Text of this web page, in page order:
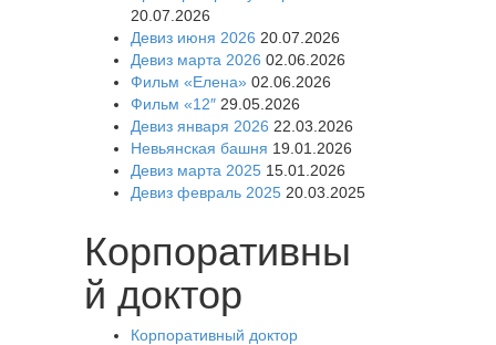
20.07.2026
Девиз июня 2026 20.07.2026
Девиз марта 2026 02.06.2026
Фильм «Елена» 02.06.2026
Фильм «12″ 29.05.2026
Девиз января 2026 22.03.2026
Невьянская башня 19.01.2026
Девиз марта 2025 15.01.2026
Девиз февраль 2025 20.03.2025
Корпоративны
й доктор
Корпоративный доктор